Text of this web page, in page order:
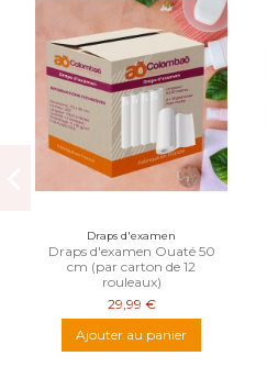
Draps d'examen
Draps d'examen Ouaté 50
cm (par carton de 12
rouleaux)
29,99 €
Ajouter au panier